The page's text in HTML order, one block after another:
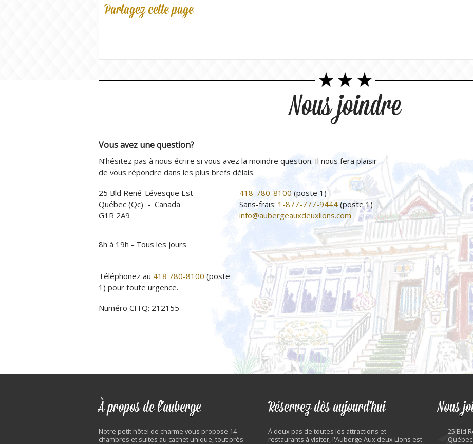
Partagez cette page
Nous joindre
Vous avez une question?
N’hésitez pas à nous écrire si vous avez la moindre question. Il nous fera plaisir
de vous répondre dans les plus brefs délais.
25 Bld René-Lévesque Est
Québec (Qc) - Canada
G1R 2A9
418-780-8100 (poste 1)
Sans-frais: 1-877-777-9444 (poste 1)
info@aubergeauxdeuxlions.com
8h à 19h - Tous les jours
Téléphonez au 418 780-8100 (poste
1) pour toute urgence.
Numéro CITQ: 212155
À propos de l'auberge
Notre petit hôtel de charme vous propose 14
chambres et suites au cachet unique, tout près
Réservez dès aujourd'hui
À deux pas de toutes les attractions et
restaurants à visiter, l'Auberge Aux deux Lions est
Nous
25 Bld
Québec